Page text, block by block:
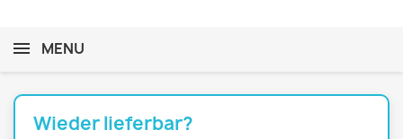
MENU
Wieder lieferbar?